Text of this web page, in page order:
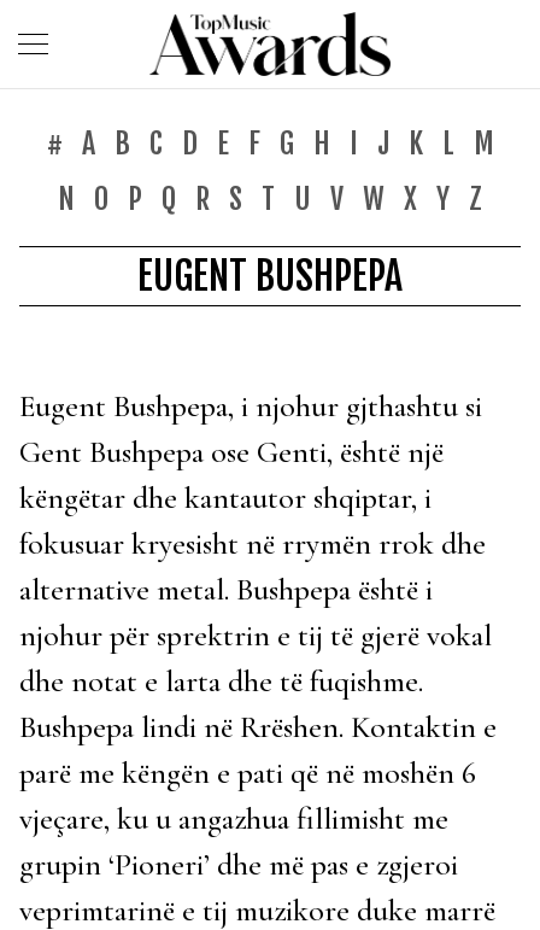
# A B C D E F G H J K L
M
N
O P Q R S T U V W X Y Z
EUGENT BUSHPEPA
Eugent Bushpepa, i njohur gjthashtu si
Gent Bushpepa ose Genti, është një
këngëtar dhe kantautor shqiptar, i
fokusuar kryesisht në rrymën rrok dhe
alternative metal. Bushpepa është i
njohur për sprektrin e tij të gjerë vokal
dhe notat e larta dhe të fuqishme.
Bushpepa lindi në Rrëshen. Kontaktin e
parë me këngën e pati që në moshën 6
vjeçare, ku u angazhua fillimisht me
grupin ‘Pioneri’ dhe më pas e zgjeroi
veprimtarinë e tij muzikore duke marrë